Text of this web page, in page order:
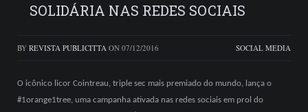
SOLIDÁRIA NAS REDES SOCIAIS
BY REVISTA PUBLICITTA ON 07/12/2016 SOCIAL MEDIA
O icônico licor Cointreau, triple sec mais premiado do mundo, lança o
#1orange1tree, uma campanha ativada nas redes sociais em prol do